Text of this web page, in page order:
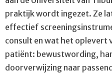
praktijk wordt ingezet. Ze
effectief
consult en wat het oplevert
patiënt: bewustwording,
doorverwijzing naar